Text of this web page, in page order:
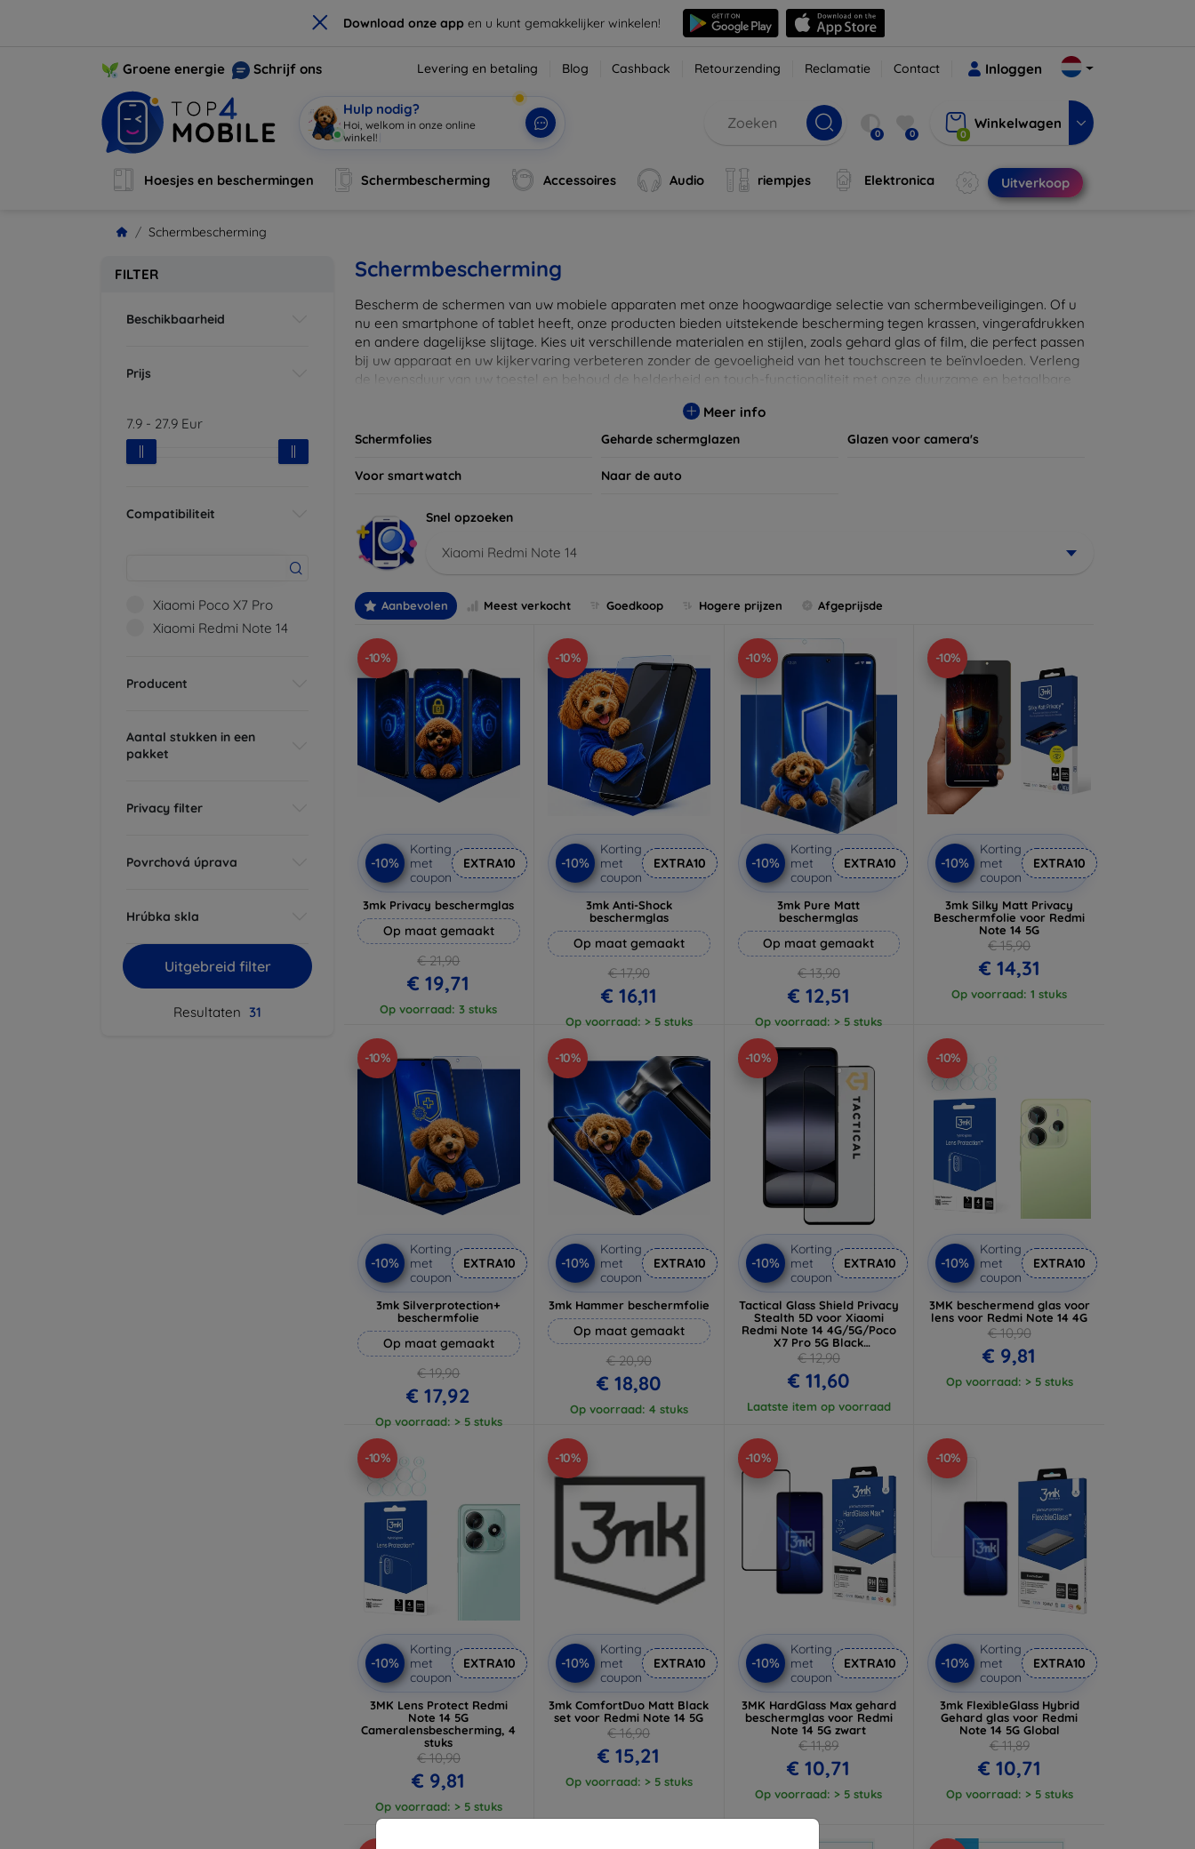
× Download onze app en u kunt gemakkelijker winkelen!
Groene energie Schrijf ons Levering en betaling Blog Cashback Retourzending Reclamatie Contact Inloggen
Hulp nodig?
Ik be| 0 0 0
Winkelwagen
Hoesjes en beschermingen Schermbescherming Accessoires Audio riempjes Elektronica Uitverkoop
Schermbescherming
FILTER
Beschikbaarheid
Prijs
7.9 - 27.9 Eur
Compatibiliteit
Xiaomi Poco X7 Pro
Xiaomi Redmi Note 14
Producent
Aantal stukken in een
pakket
Privacy filter
Povrchová úprava
Hrúbka skla
Uitgebreid filter
Resultaten 31
Schermbescherming
Bescherm de schermen van uw mobiele apparaten met onze hoogwaardige selectie van schermbeveiligingen. Of u
nu een smartphone of tablet heeft, onze producten bieden uitstekende bescherming tegen krassen, vingerafdrukken
en andere dagelijkse slijtage. Kies uit verschillende materialen en stijlen, zoals gehard glas of film, die perfect passen
bij uw apparaat en uw kijkervaring verbeteren zonder de gevoeligheid van het touchscreen te beïnvloeden. Verleng
de levensduur van uw toestel en behoud de helderheid en touch-functionaliteit met onze duurzame en betaalbare
Meer info
Schermfolies Geharde schermglazen Glazen voor camera's
Voor smartwatch Naar de auto
Snel opzoeken
Xiaomi Redmi Note 14
Aanbevolen Meest verkocht Goedkoop Hogere prijzen Afgeprijsde
-10%
-10%
Korting
met
coupon
EXTRA10
3mk Privacy beschermglas
Op maat gemaakt
€ 21,90
€ 19,71
Op voorraad: 3 stuks
-10%
-10%
Korting
met
coupon
EXTRA10
3mk Anti-Shock
beschermglas
Op maat gemaakt
€ 17,90
€ 16,11
Op voorraad: > 5 stuks
-10%
-10%
Korting
met
coupon
EXTRA10
3mk Pure Matt
beschermglas
Op maat gemaakt
€ 13,90
€ 12,51
Op voorraad: > 5 stuks
-10%
-10%
Korting
met
coupon
EXTRA10
3mk Silky Matt Privacy
Beschermfolie voor Redmi
Note 14 5G
€ 15,90
€ 14,31
Op voorraad: 1 stuks
-10%
-10%
Korting
met
coupon
EXTRA10
3mk Silverprotection+
beschermfolie
Op maat gemaakt
€ 19,90
€ 17,92
Op voorraad: > 5 stuks
-10%
-10%
Korting
met
coupon
EXTRA10
3mk Hammer beschermfolie
Op maat gemaakt
€ 20,90
€ 18,80
Op voorraad: 4 stuks
-10%
-10%
Korting
met
coupon
EXTRA10
Tactical Glass Shield Privacy
Stealth 5D voor Xiaomi
Redmi Note 14 4G/5G/Poco
X7 Pro 5G Black
(57983127214)
€ 12,90
€ 11,60
Laatste item op voorraad
-10%
-10%
Korting
met
coupon
EXTRA10
3MK beschermend glas voor
lens voor Redmi Note 14 4G
€ 10,90
€ 9,81
Op voorraad: > 5 stuks
-10%
-10%
Korting
met
coupon
EXTRA10
3MK Lens Protect Redmi
Note 14 5G
Cameralensbescherming, 4
stuks
€ 10,90
€ 9,81
Op voorraad: > 5 stuks
-10%
-10%
Korting
met
coupon
EXTRA10
3mk ComfortDuo Matt Black
set voor Redmi Note 14 5G
€ 16,90
€ 15,21
Op voorraad: > 5 stuks
-10%
-10%
Korting
met
coupon
EXTRA10
3MK HardGlass Max gehard
beschermglas voor Redmi
Note 14 5G zwart
€ 11,89
€ 10,71
Op voorraad: > 5 stuks
-10%
-10%
Korting
met
coupon
EXTRA10
3mk FlexibleGlass Hybrid
Gehard glas voor Redmi
Note 14 5G Global
€ 11,89
€ 10,71
Op voorraad: > 5 stuks